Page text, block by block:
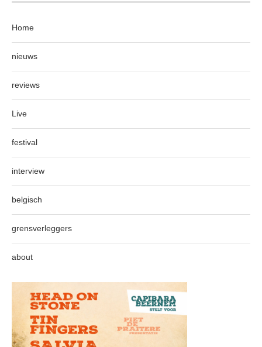
Home
nieuws
reviews
Live
festival
interview
belgisch
grensverleggers
about